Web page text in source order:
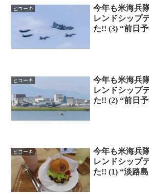
ヒコーキ
今年も米海兵
レンドシップ
た!! (3) “前日
ヒコーキ
今年も米海兵
レンドシップ
た!! (2) “前日
ヒコーキ
今年も米海兵
レンドシップ
た!! (1) “淡路